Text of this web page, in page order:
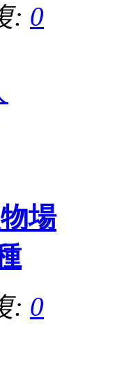
: 0
場
: 0